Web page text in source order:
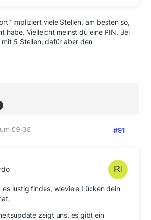
impliziert viele Stellen, am besten so,
habe. Vielleicht meinst du eine PIN. Bei
5 Stellen, dafür aber den
09:38 #91
es lustig findes, wieviele Lücken dein
zeigt uns, es gibt ein